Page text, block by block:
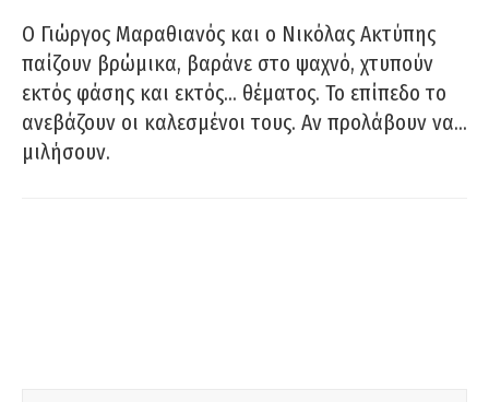
Ο Γιώργος Μαραθιανός και ο Νικόλας Ακτύπης
παίζουν βρώμικα, βαράνε στο ψαχνό, χτυπούν
εκτός φάσης και εκτός… θέματος. Το επίπεδο το
ανεβάζουν οι καλεσμένοι τους. Αν προλάβουν να…
μιλήσουν.